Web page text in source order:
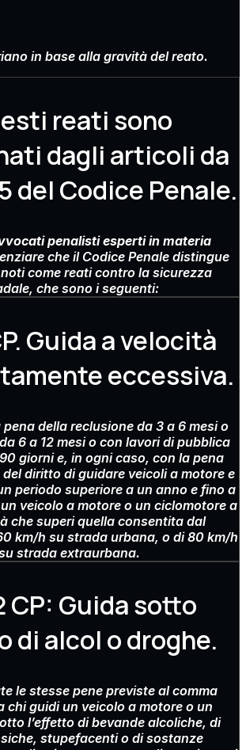
in base alla gravità del reato.
reati sono
dagli articoli da
del Codice Penale.
penalisti esperti in materia
che il Codice Penale distingue
come reati contro la sicurezza
che sono i seguenti:
Guida a velocità
eccessiva.
della reclusione da 3 a 6 mesi o
6 a 12 mesi o con lavori di pubblica
giorni e, in ogni caso, con la pena
diritto di guidare veicoli a motore e
periodo superiore a un anno e fino a
veicolo a motore o un ciclomotore a
che superi quella consentita dal
km/h su strada urbana, o di 80 km/h
strada extraurbana.
CP: Guida sotto
di alcol o droghe.
le stesse pene previste al comma
chi guidi un veicolo a motore o un
l’effetto di bevande alcoliche, di
stupefacenti o di sostanze